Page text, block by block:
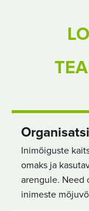
Inimõiguste
omaks ja
arengule. Need
inimeste